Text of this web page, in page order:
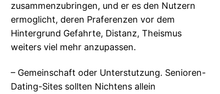
zusammenzubringen, und er es den Nutzern
ermoglicht, deren Praferenzen vor dem
Hintergrund Gefahrte, Distanz, Theismus
weiters viel mehr anzupassen.
– Gemeinschaft oder Unterstutzung. Senioren-
Dating-Sites sollten Nichtens allein